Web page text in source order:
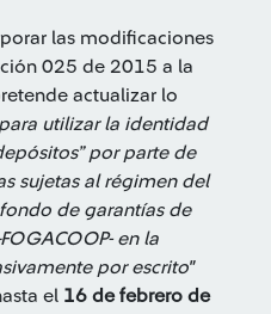
las modificaciones
025 de 2015 a la
actualizar lo
utilizar la identidad
por parte de
sujetas al régimen del
de garantías de
en la
por escrito"
el 16 de febrero de